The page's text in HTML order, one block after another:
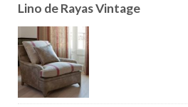
Lino de Rayas Vintage